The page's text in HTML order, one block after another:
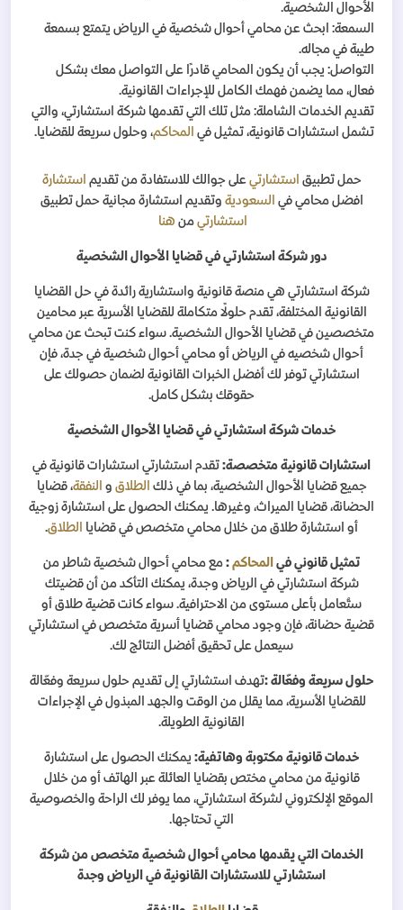
الأحوال الشخصية.
السمعة: ابحث عن محامي أحوال شخصية في الرياض يتمتع بسمعة
طيبة في مجاله.
التواصل: يجب أن يكون المحامي قادرًا على التواصل معك بشكل
فعال، مما يضمن فهمك الكامل للإجراءات القانونية.
تقديم الخدمات الشاملة: مثل تلك التي تقدمها شركة استشارتي، والتي
تشمل استشارات قانونية، تمثيل في المحاكم، وحلول سريعة للقضايا.
حمل تطبيق استشارتيعلى جوالك للاستفادة من تقديم استشارة
افضل محامي في السعودية وتقديم استشارة مجانية حمل تطبيق
استشارتي من هنا
دور شركة استشارتي في قضايا الأحوال الشخصية
شركة استشارتي هي منصة قانونية واستشارية رائدة في حل القضايا
القانونية المختلفة، تقدم حلولًا متكاملة للقضايا الأسرية عبر محامين
متخصصين في قضايا الأحوال الشخصية. سواء كنت تبحث عن محامي
أحوال شخصيه في الرياض أو محامي أحوال شخصية في جدة، فإن
استشارتي توفر لك أفضل الخبرات القانونية لضمان حصولك على
حقوقك بشكل كامل.
خدمات شركة استشارتي في قضايا الأحوال الشخصية
استشارات قانونية متخصصة: تقدم استشارتي استشارات قانونية في
جميع قضايا الأحوال الشخصية، بما في ذلك الطلاق و النفقة، قضايا
الحضانة، قضايا الميراث، وغيرها. يمكنك الحصول على استشارة زوجية
أو استشارة طلاق من خلال محامي متخصص في قضايا
الطلاق.
تمثيل قانوني في المحاكم: مع محامي أحوال شخصية شاطر من
شركة استشارتي في الرياض وجدة، يمكنك التأكد من أن قضيتك
ستُعامل بأعلى مستوى من الاحترافية. سواء كانت قضية طلاق أو
قضية حضانة، فإن وجود محامي قضايا أسرية متخصص في استشارتي
سيعمل على تحقيق أفضل النتائج لك.
حلول سريعة وفعّالة :تهدف استشارتي إلى تقديم حلول سريعة وفعّالة
للقضايا الأسرية، مما يقلل من الوقت والجهد المبذول في الإجراءات
القانونية الطويلة.
خدمات قانونية مكتوبة وهاتفية: يمكنك الحصول على استشارة
قانونية من محامي مختص بقضايا العائلة عبر الهاتف أو من خلال
الموقع الإلكتروني لشركة استشارتي، مما يوفر لك الراحة والخصوصية
التي تحتاجها.
الخدمات التي يقدمها محامي أحوال شخصية متخصص من شركة
استشارتي للاستشارات القانونية في الرياض وجدة